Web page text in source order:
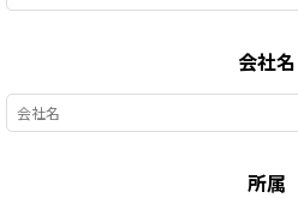
会社名
所属